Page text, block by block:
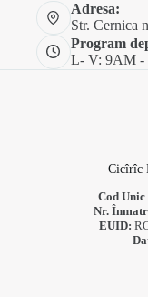
Adresa:
Str. Cernica
Program
L- V: 9AM -
Cicîrîc
Cod
Nr.
EUID: